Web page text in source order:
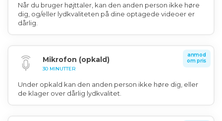
Når du bruger højttaler, kan den anden person ikke høre
dig, og/eller lydkvaliteten på dine optagede videoer er
dårlig.
Mikrofon (opkald)
30 MINUTTER
anmod
om pris
Under opkald kan den anden person ikke høre dig, eller
de klager over dårlig lydkvalitet.